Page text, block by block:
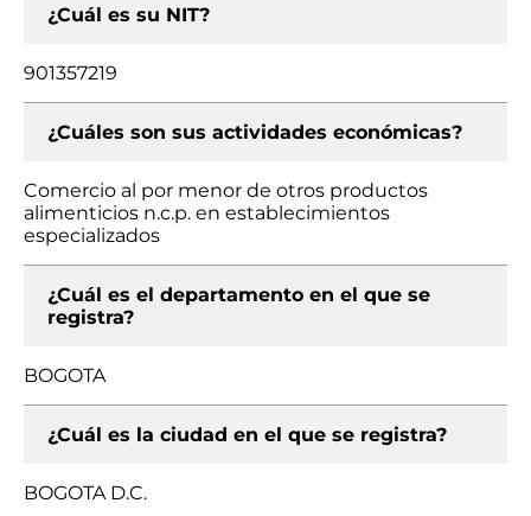
¿Cuál es su NIT?
901357219
¿Cuáles son sus actividades económicas?
Comercio al por menor de otros productos
alimenticios n.c.p. en establecimientos
especializados
¿Cuál es el departamento en el que se
registra?
BOGOTA
¿Cuál es la ciudad en el que se registra?
BOGOTA D.C.